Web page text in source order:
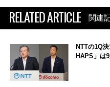
RELATED ARTICLE 関連
NTTの1Q
HAPS」は